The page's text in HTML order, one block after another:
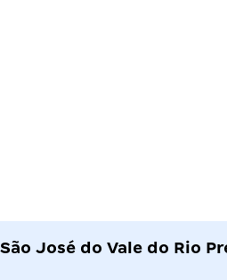
José do Vale do Rio